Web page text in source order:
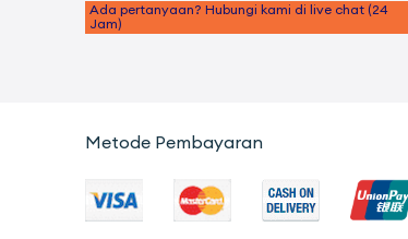
Ada pertanyaan? Hubungi kami di live chat (24
Jam)
Metode Pembayaran